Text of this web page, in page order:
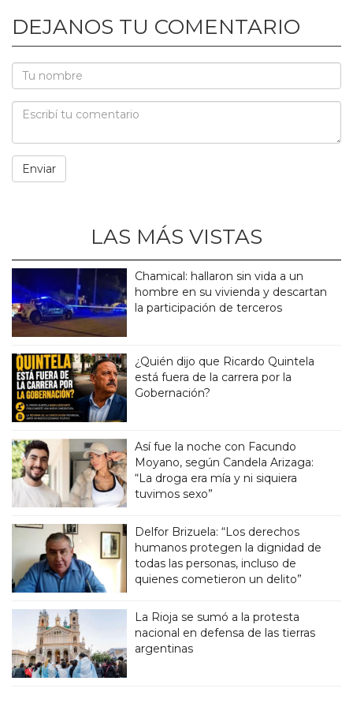
DEJANOS TU COMENTARIO
LAS MÁS VISTAS
Chamical: hallaron sin vida a un
hombre en su vivienda y descartan
la participación de terceros
¿Quién dijo que Ricardo Quintela
está fuera de la carrera por la
Gobernación?
Así fue la noche con Facundo
Moyano, según Candela Arizaga:
“La droga era mía y ni siquiera
tuvimos sexo”
Delfor Brizuela: “Los derechos
humanos protegen la dignidad de
todas las personas, incluso de
quienes cometieron un delito”
La Rioja se sumó a la protesta
nacional en defensa de las tierras
argentinas